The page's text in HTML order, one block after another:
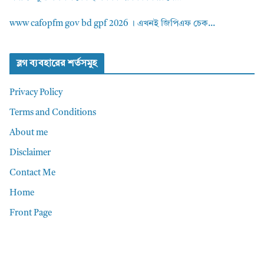
www cafopfm gov bd gpf 2026 । এখনই জিপিএফ চেক...
ব্লগ ব্যবহারের শর্তসমুহ
Privacy Policy
Terms and Conditions
About me
Disclaimer
Contact Me
Home
Front Page